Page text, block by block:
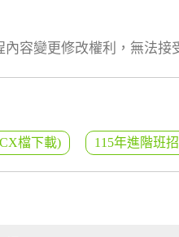
容變更修改權利，無法接
檔下載) 115年進階班